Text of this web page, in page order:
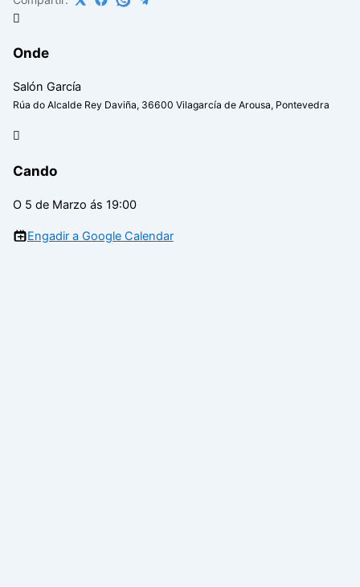
Onde
Salón García
Rúa do Alcalde Rey Daviña, 36600 Vilagarcía de Arousa, Pontevedra
Cando
O 5 de Marzo ás 19:00
Engadir a Google Calendar